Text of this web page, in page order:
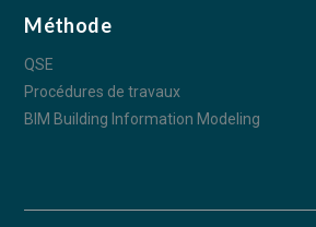
Méthode
QSE
Procédures de travaux
BIM Building Information Modeling